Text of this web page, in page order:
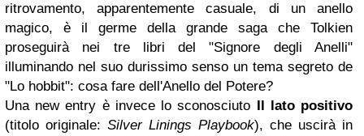
ritrovamento, apparentemente casuale, di un anello
magico, è il germe della grande saga che Tolkien
proseguirà nei tre libri del "Signore degli Anelli"
illuminando nel suo durissimo senso un tema segreto de
"Lo hobbit": cosa fare dell'Anello del Potere?
Una new entry è invece lo sconosciuto Il lato positivo
(titolo originale: Silver Linings Playbook), che uscirà in